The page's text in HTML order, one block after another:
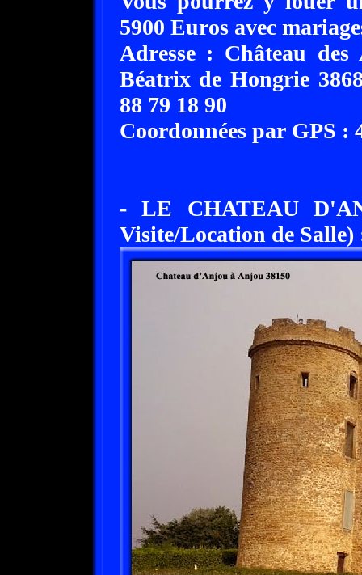
5900 Euros avec
Adresse : Château
Béatrix de Hongrie
88 79 18 90
Coordonnées par GPS :
- LE CHATEAU
Visite/Location de Salle)